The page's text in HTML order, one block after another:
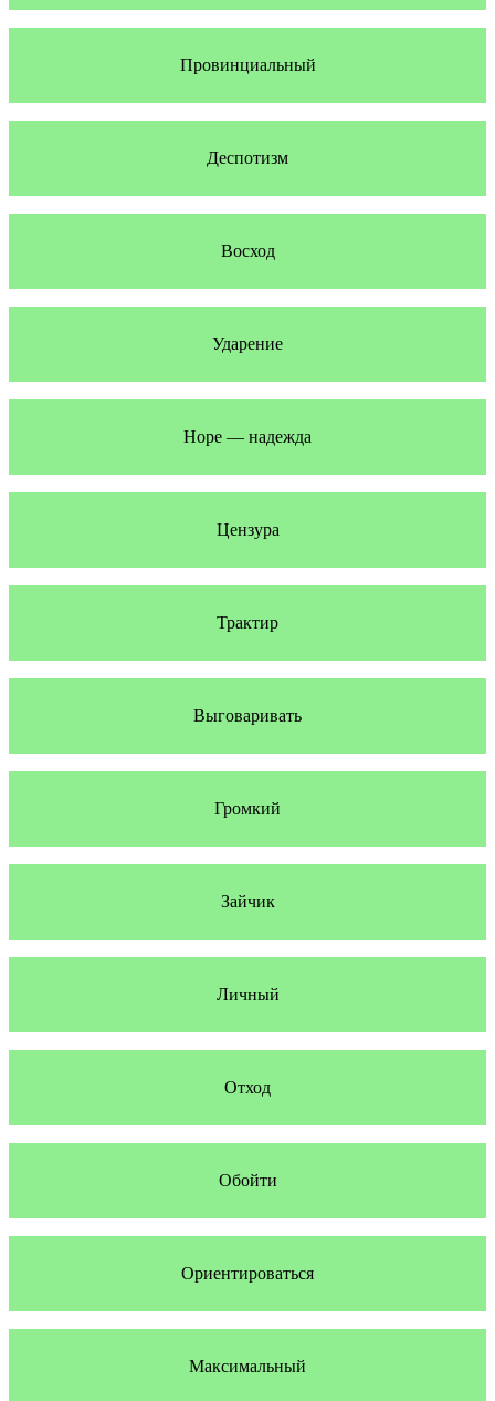
Провинциальный
Деспотизм
Восход
Ударение
Hope — надежда
Цензура
Трактир
Выговаривать
Громкий
Зайчик
Личный
Отход
Обойти
Ориентироваться
Максимальный